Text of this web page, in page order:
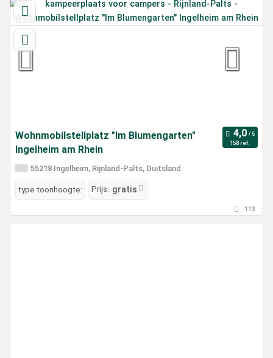
Wohnmobilstellplatz "Im Blumengarten"
Ingelheim am Rhein
158 ref.
55218 Ingelheim, Rijnland-Palts, Duitsland
type toonhoogte: Prijs: gratis
113